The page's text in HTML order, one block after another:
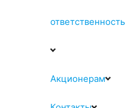
ответственность
Акционерам